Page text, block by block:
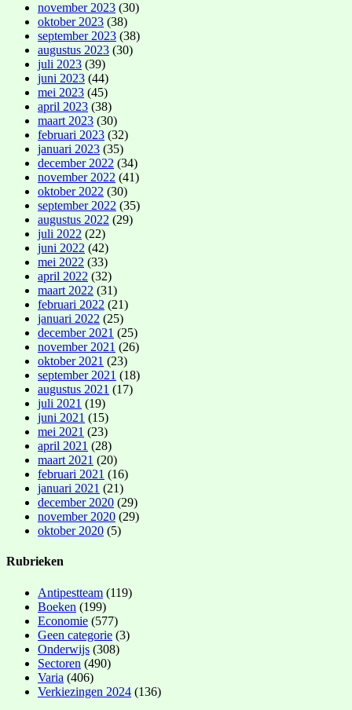
november 2023 (30)
oktober 2023 (38)
september 2023 (38)
augustus 2023 (30)
juli 2023 (39)
juni 2023 (44)
mei 2023 (45)
april 2023 (38)
maart 2023 (30)
februari 2023 (32)
januari 2023 (35)
december 2022 (34)
november 2022 (41)
oktober 2022 (30)
september 2022 (35)
augustus 2022 (29)
juli 2022 (22)
juni 2022 (42)
mei 2022 (33)
april 2022 (32)
maart 2022 (31)
februari 2022 (21)
januari 2022 (25)
december 2021 (25)
november 2021 (26)
oktober 2021 (23)
september 2021 (18)
augustus 2021 (17)
juli 2021 (19)
juni 2021 (15)
mei 2021 (23)
april 2021 (28)
maart 2021 (20)
februari 2021 (16)
januari 2021 (21)
december 2020 (29)
november 2020 (29)
oktober 2020 (5)
Rubrieken
Antipestteam (119)
Boeken (199)
Economie (577)
Geen categorie (3)
Onderwijs (308)
Sectoren (490)
Varia (406)
Verkiezingen 2024 (136)